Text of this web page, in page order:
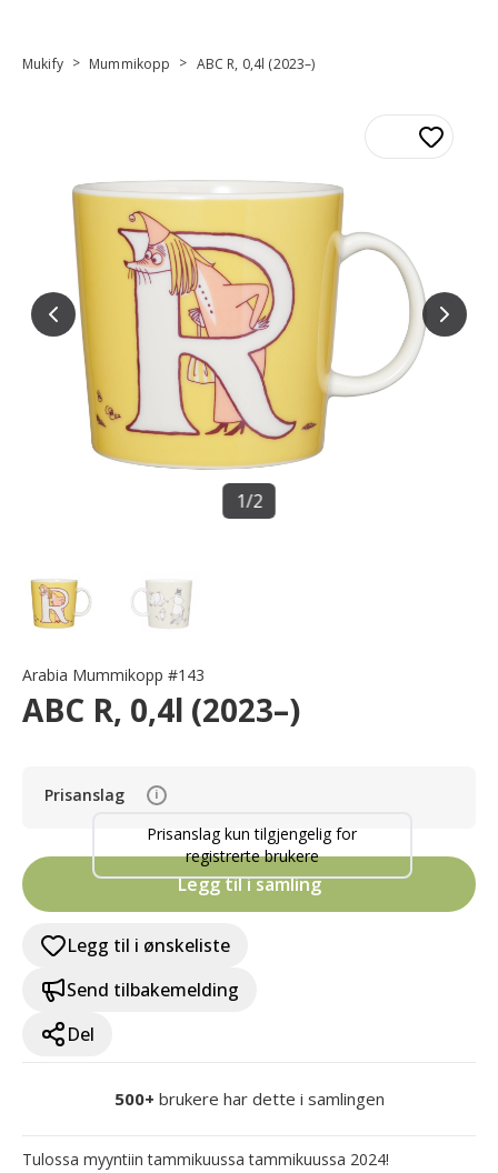
Mukify > Mummikopp > ABC R, 0,4l (2023–)
1/2
Arabia Mummikopp #143
ABC R, 0,4l (2023–)
Prisanslag i
Prisanslag kun tilgjengelig for
registrerte brukere
Legg til i samling
Legg til i ønskeliste
Send tilbakemelding
Del
500+ brukere har dette i samlingen
Tulossa myyntiin tammikuussa tammikuussa 2024!